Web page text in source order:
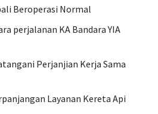
Beroperasi Normal
perjalanan KA Bandara YIA
Perjanjian Kerja Sama
Layanan Kereta Api